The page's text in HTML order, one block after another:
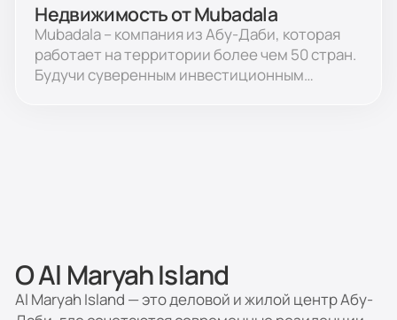
Недвижимость от Mubadala
Mubadala – компания из Абу-Даби, которая
работает на территории более чем 50 стран.
Будучи суверенным инвестиционным
О Al Maryah Island
Al Maryah Island — это деловой и жилой центр Абу-